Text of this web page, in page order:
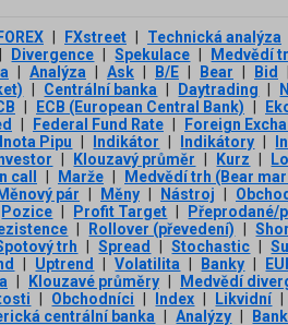
FOREX FXstreet
Technická analýza
Divergence Spekulace
Medvědí
Analýza Ask B/E Bear Bid
Centrální banka Daytrading
ECB (European Central Bank)
Federal Fund Rate
Foreign
Pipu Indikátor Indikátory
Klouzavý průměr Kurz
call Marže
Medvědí trh (Bear
Měnový pár Měny Nástroj
Pozice Profit Target
Přeprodané/
Rollover (převedení)
trh Spread Stochastic
Uptrend Volatilita Banky
Klouzavé průměry
Medvědí
Obchodníci Index Likvidní
centrální banka Analýzy